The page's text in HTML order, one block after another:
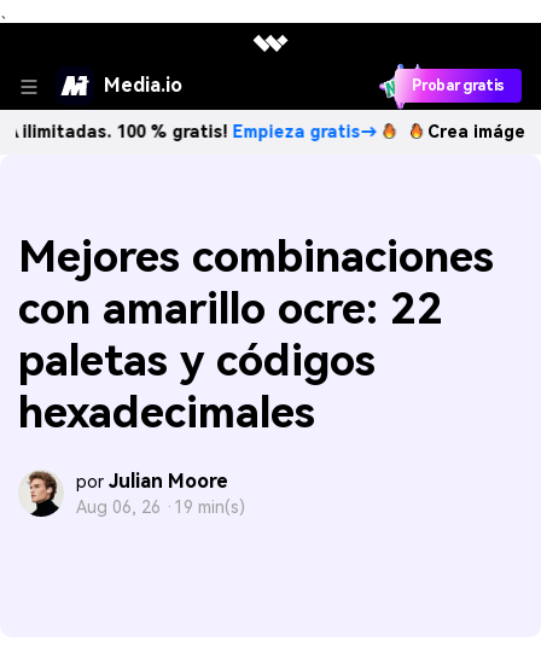
、
Media.io Probar gratis
100 % gratis! Empieza gratis→ Crea imágenes IA
Mejores combinaciones
con amarillo ocre: 22
paletas y códigos
hexadecimales
por Julian Moore
Aug 06, 26 · 19 min(s)